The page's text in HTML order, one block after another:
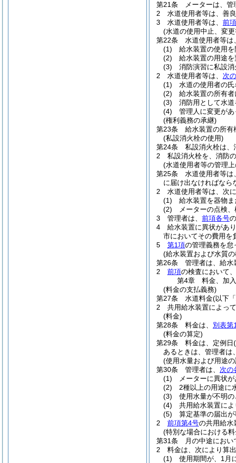
第21条
メーターは、
2
水道使用者等は、善
3
水道使用者等は、 前項
(水道の使用中止、変
第22条
水道使用者等は、
(1)
給水装置の使用を
(2)
給水装置の用途を
(3)
消防演習に私設消
2
水道使用者等は、 次
(1)
水道の使用者の氏
(2)
給水装置の所有者
(3)
消防用として水道
(4)
管理人に変更があ
(権利義務の承継)
第23条
給水装置の所有
(私設消火栓の使用)
第24条
私設消火栓は、
2
私設消火栓を、消防
(水道使用者等の管理
第25条
水道使用者等は
に届け出なければなら
2
水道使用者等は、次
(1)
給水装置を器物
(2)
メーターの点検
3
管理者は、 前項各号
4
給水装置に異状があ
市においてその費用を
5
第1項の管理義務を怠
(給水装置および水質
第26条
管理者は、給水
2
前項の検査において
第4章
料金、加
(料金の支払義務)
第27条
水道料金(以下
2
共用給水装置によっ
(料金)
第28条
料金は、 別表第1
(料金の算定)
第29条
料金は、定例日
あるときは、管理者は
(使用水量および用途
第30条
管理者は、 次の
(1)
メーターに異状が
(2)
2種以上の用途に
(3)
使用水量が不明の
(4)
共用給水装置によ
(5)
算定基準の届出が
2
前項第4号の共用給水
(特別な場合における
第31条
月の中途にお
2
料金は、次により算
(1)
使用期間が、1月